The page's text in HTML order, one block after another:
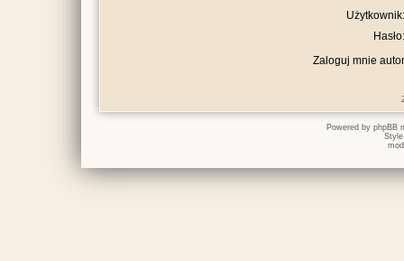
Użytkownik:
Hasło:
Zaloguj mnie
Powered by phpBB